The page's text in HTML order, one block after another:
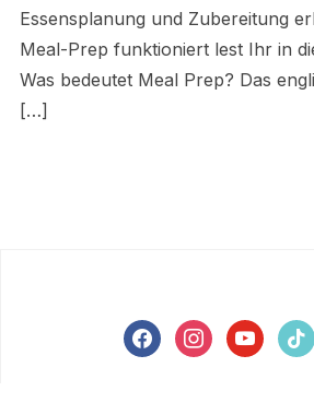
Essensplanung und Zubereitung
Meal-Prep funktioniert lest Ihr in
Was bedeutet Meal Prep? Das
[…]
facebookinstagramyoutubetiktok